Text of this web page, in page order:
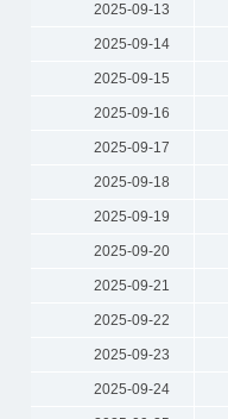
2025-09-13
2025-09-14
2025-09-15
2025-09-16
2025-09-17
2025-09-18
2025-09-19
2025-09-20
2025-09-21
2025-09-22
2025-09-23
2025-09-24